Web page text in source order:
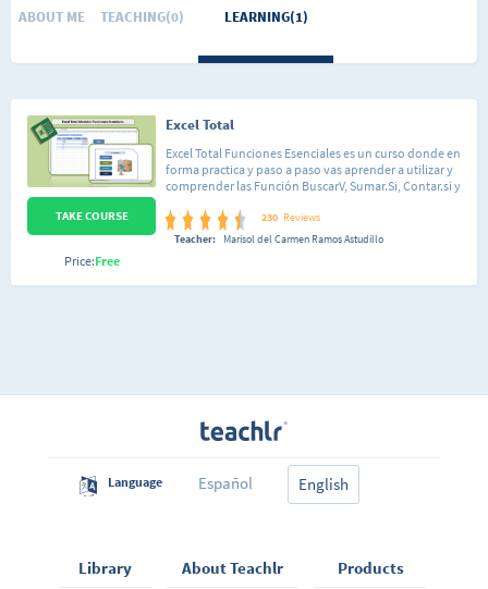
ABOUT ME TEACHING(0) LEARNING(1)
Excel Total
Excel Total Funciones Esenciales es un curso donde en
forma practica y paso a paso vas aprender a utilizar y
comprender las Función BuscarV, Sumar.Si, Contar.si y
funciones a través de ejercicios prácticos. Ademas vas
aprender a crear tablas a utilizarlas de forma eficiente.
necesidades. Lo mas importante compartiré contigo
230 Reviews
Teacher:
Marisol del Carmen Ramos Astudillo
TAKE COURSE
Price:Free
Language Español English
Library About Teachlr Products